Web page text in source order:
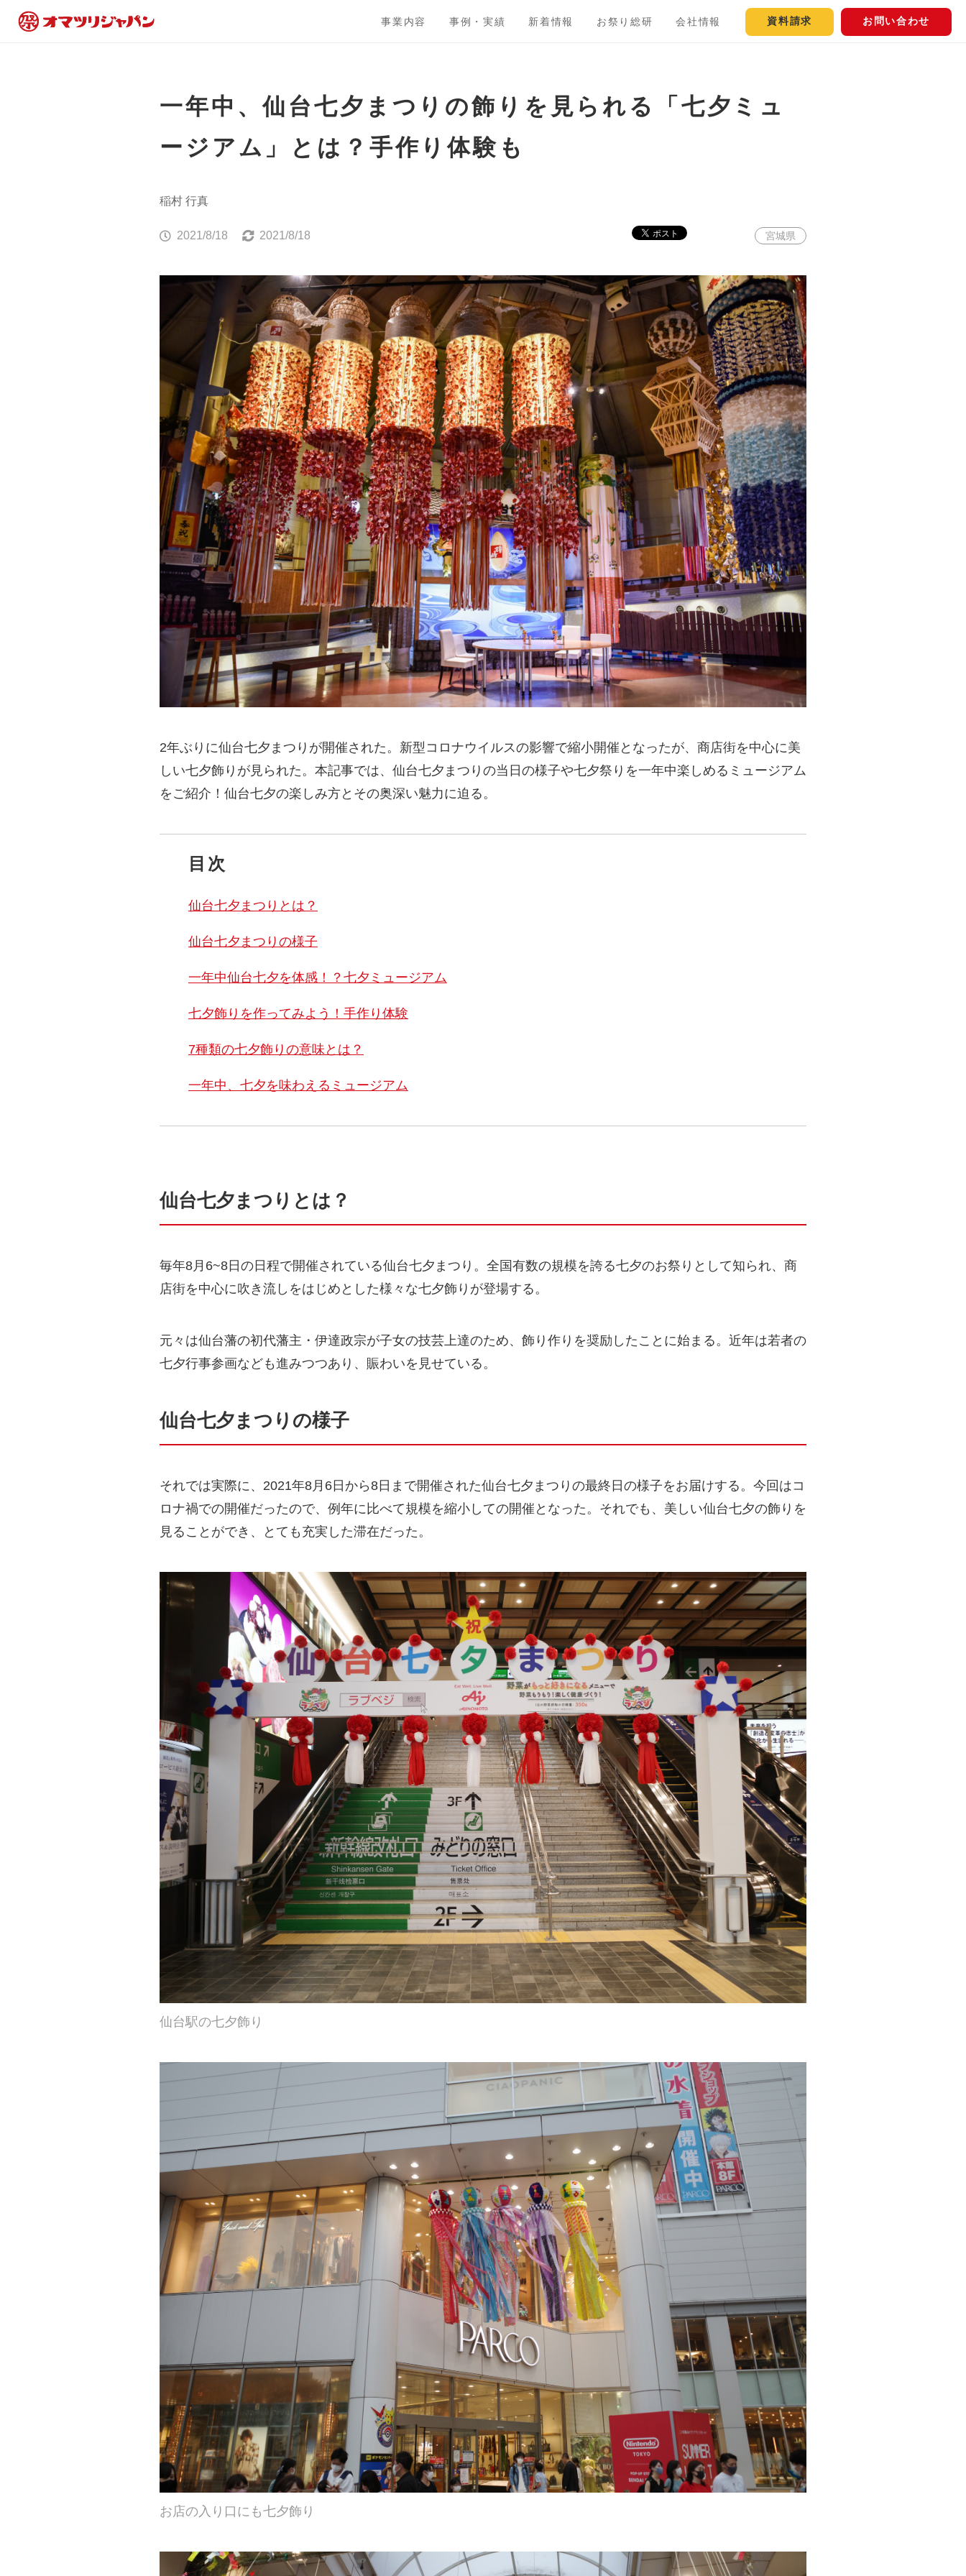
事業内容 事例・実績 新着情報 お祭り総研 会社情報 資料請求 お問い合わせ
一年中、仙台七夕まつりの飾りを見られる「七夕ミュ
ージアム」とは？手作り体験も
稲村 行真
2021/8/18 2021/8/18 宮城県
2年ぶりに仙台七夕まつりが開催された。新型コロナウイルスの影響で縮小開催となったが、商店街を中心に美
しい七夕飾りが見られた。本記事では、仙台七夕まつりの当日の様子や七夕祭りを一年中楽しめるミュージアム
をご紹介！仙台七夕の楽しみ方とその奥深い魅力に迫る。
目次
仙台七夕まつりとは？
仙台七夕まつりの様子
一年中仙台七夕を体感！？七夕ミュージアム
七夕飾りを作ってみよう！手作り体験
7種類の七夕飾りの意味とは？
一年中、七夕を味わえるミュージアム
仙台七夕まつりとは？
毎年8月6~8日の日程で開催されている仙台七夕まつり。全国有数の規模を誇る七夕のお祭りとして知られ、商
店街を中心に吹き流しをはじめとした様々な七夕飾りが登場する。
元々は仙台藩の初代藩主・伊達政宗が子女の技芸上達のため、飾り作りを奨励したことに始まる。近年は若者の
七夕行事参画なども進みつつあり、賑わいを見せている。
仙台七夕まつりの様子
それでは実際に、2021年8月6日から8日まで開催された仙台七夕まつりの最終日の様子をお届けする。今回はコ
ロナ禍での開催だったので、例年に比べて規模を縮小しての開催となった。それでも、美しい仙台七夕の飾りを
見ることができ、とても充実した滞在だった。
仙台駅の七夕飾り
お店の入り口にも七夕飾り